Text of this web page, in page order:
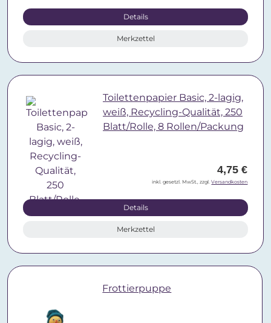
Details
Merkzettel
Toilettenpapier Basic, 2-lagig,
weiß, Recycling-Qualität, 250
Blatt/Rolle, 8 Rollen/Packung
4,75 €
inkl. gesetzl. MwSt., zzgl.Versandkosten
Details
Merkzettel
Frottierpuppe